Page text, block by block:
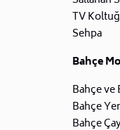
TV
Sehpa
Bahçe
Bahçe
Bahçe
Bahçe